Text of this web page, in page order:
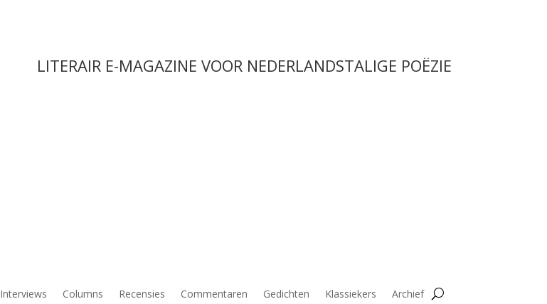
LITERAIR E-MAGAZINE VOOR NEDERLANDSTALIGE POËZIE
Interviews Columns Recensies Commentaren Gedichten Klassiekers Archief